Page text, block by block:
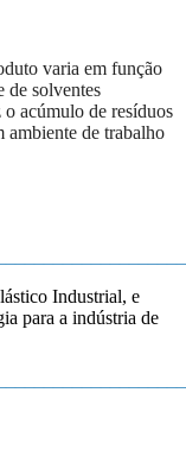
varia em função
de solventes
o acúmulo de resíduos
ambiente de trabalho
Industrial, e
para a indústria de